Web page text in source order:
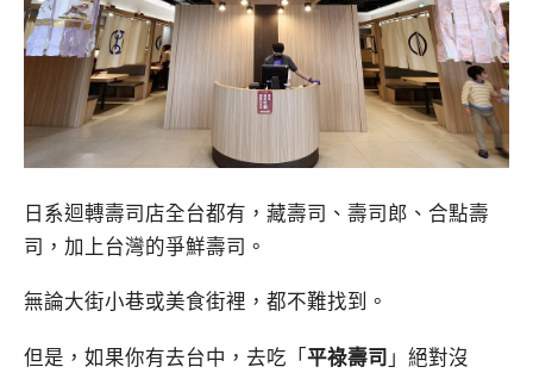
日系迴轉壽司店全台都有，藏壽司、壽司郎、合點壽
司，加上台灣的爭鮮壽司。
無論大街小巷或美食街裡，都不難找到。
但是，如果你有去台中，去吃「平祿壽司 」絕對沒